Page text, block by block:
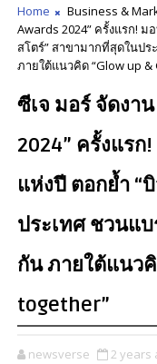
Home Business &
Awards 2024” ครั้งแรก!
สโตร์” สาขามากที่สุดในป
ภายใต้แนวคิด “Glow up &
ซีเจ มอร์ จัดงาน
2024” ครั้งแร
แห่งปี ตอกย้ำ “
ประเทศ ชวนแ
กัน ภายใต้แนวคิ
together”
newsverse 2 years